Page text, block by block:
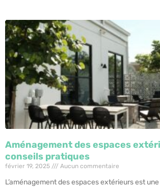
Aménagement des espaces
conseils pratiques
février 19, 2025 Aucun commentaire
L’aménagement des espaces extérieurs est